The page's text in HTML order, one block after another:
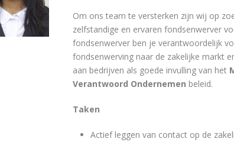
Om ons team te versterken zijn wij op
zelfstandige en ervaren fondsenwerver
fondsenwerver ben je verantwoordelijk
fondsenwerving naar de zakelijke markt
aan bedrijven als goede invulling van het
Verantwoord Ondernemen beleid.
Taken
Actief leggen van contact op de